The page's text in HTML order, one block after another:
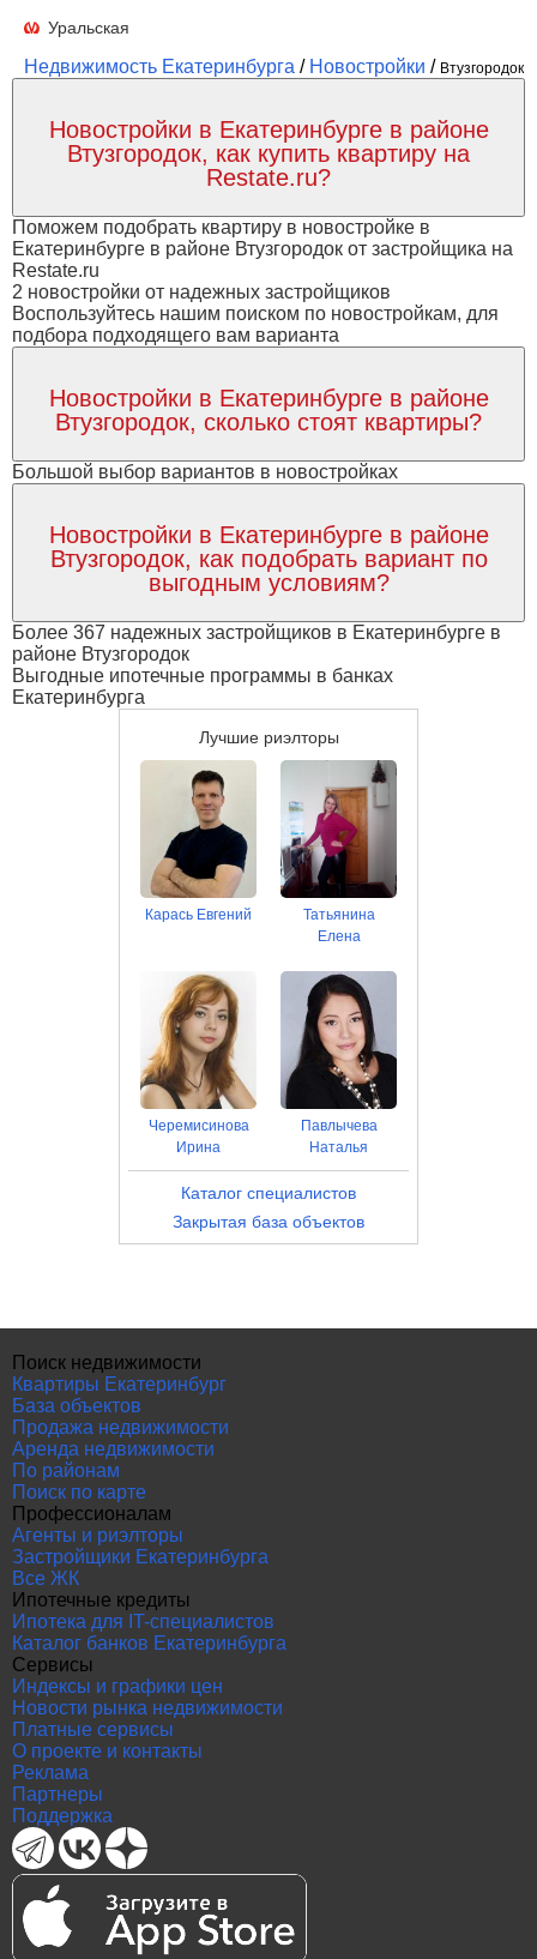
Уральская
Недвижимость Екатеринбурга / Новостройки / Втузгородок
Новостройки в Екатеринбурге в районе
Втузгородок, как купить квартиру на
Restate.ru?
Поможем подобрать квартиру в новостройке в
Екатеринбурге в районе Втузгородок от застройщика на
Restate.ru
2 новостройки от надежных застройщиков
Воспользуйтесь нашим поиском по новостройкам, для
подбора подходящего вам варианта
Новостройки в Екатеринбурге в районе
Втузгородок, сколько стоят квартиры?
Большой выбор вариантов в новостройках
Новостройки в Екатеринбурге в районе
Втузгородок, как подобрать вариант по
выгодным условиям?
Более 367 надежных застройщиков в Екатеринбурге в
районе Втузгородок
Выгодные ипотечные программы в банках
Екатеринбурга
Лучшие риэлторы
Карась Евгений
Татьянина
Елена
Черемисинова
Ирина
Павлычева
Наталья
Каталог специалистов
Закрытая база объектов
Поиск недвижимости
Квартиры Екатеринбург
База объектов
Продажа недвижимости
Аренда недвижимости
По районам
Поиск по карте
Профессионалам
Агенты и риэлторы
Застройщики Екатеринбурга
Все ЖК
Ипотечные кредиты
Ипотека для IT-специалистов
Каталог банков Екатеринбурга
Сервисы
Индексы и графики цен
Новости рынка недвижимости
Платные сервисы
О проекте и контакты
Реклама
Партнеры
Поддержка